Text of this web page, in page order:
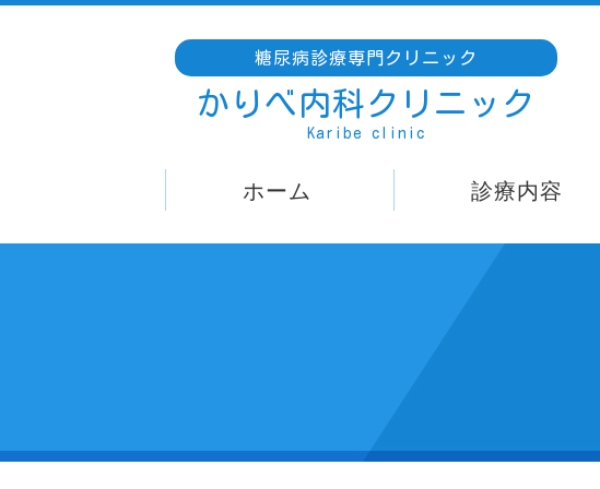
糖尿病診療専門クリニック
かりべ内科クリニック
Karibe clinic
ホーム 診療内容